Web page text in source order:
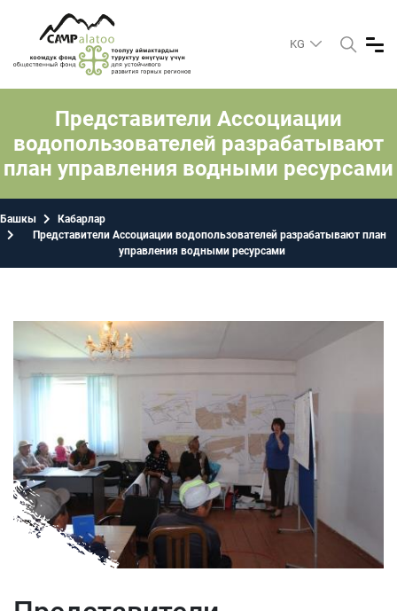
KG
Представители Ассоциации
водопользователей разрабатывают
план управления водными ресурсами
Башкы
Кабарлар
Представители Ассоциации водопользователей разрабатывают план
управления водными ресурсами